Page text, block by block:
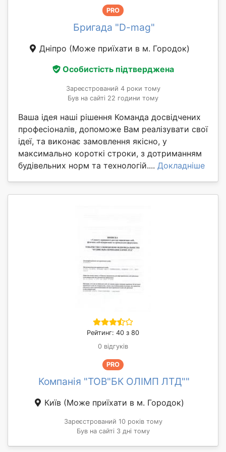
PRO
Бригада "D-mag"
Дніпро (Може приїхати в м. Городок)
Особистість підтверджена
Зареєстрований 4 роки тому
Був на сайті 22 години тому
Ваша ідея наші рішення Команда досвідчених
професіоналів, допоможе Вам реалізувати свої
ідеї, та виконає замовлення якісно, у
максимально короткі строки, з дотриманням
будівельних норм та технологій.... Докладніше
Рейтинг: 40 з 80
0 відгуків
PRO
Компанія "ТОВ"БК ОЛІМП ЛТД""
Київ (Може приїхати в м. Городок)
Зареєстрований 10 років тому
Був на сайті 3 дні тому